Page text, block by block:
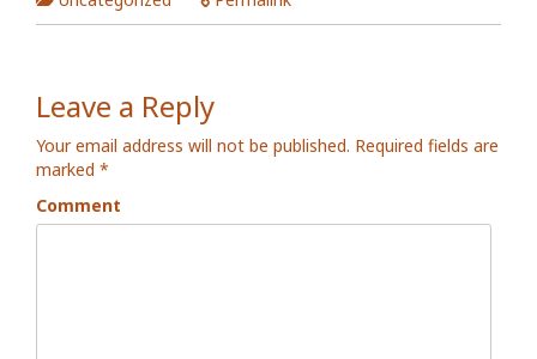
Leave a Reply
Your email address will not be published. Required fields are
marked *
Comment